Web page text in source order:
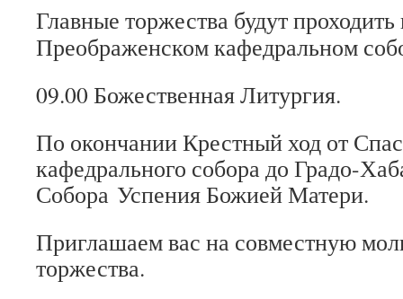
Главные торжества будут
Преображенском кафедральном
09.00 Божественная Литургия.
По окончании Крестный ход от
кафедрального собора до Градо-
Собора Успения Божией Матери.
Приглашаем вас на совместную
торжества.